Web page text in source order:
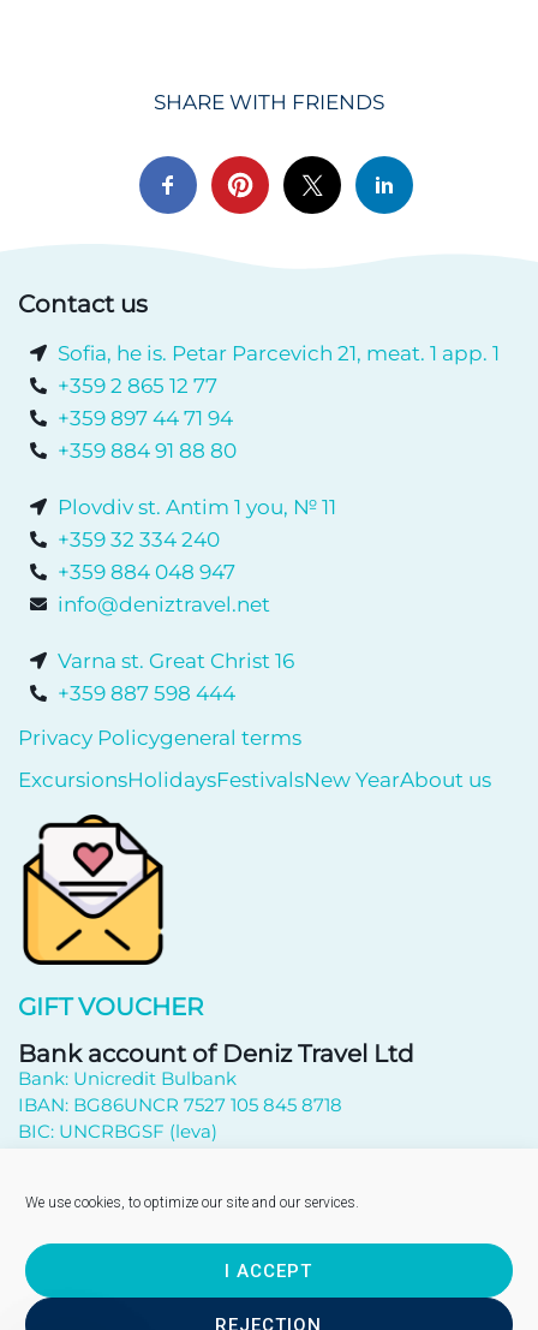
We use cookies, to optimize our site and our services.
I ACCEPT
REJECTION
SHARE WITH FRIENDS
Contact us
Sofia, he is. Petar Parcevich 21, meat. 1 app. 1
+359 2 865 12 77
+359 897 44 71 94
+359 884 91 88 80
Plovdiv st. Antim 1 you, № 11
+359 32 334 240
+359 884 048 947
info@deniztravel.net
Varna st. Great Christ 16
+359 887 598 444
Privacy Policygeneral terms
ExcursionsHolidaysFestivalsNew YearAbout us
GIFT VOUCHER
Bank account of Deniz Travel Ltd
Bank: Unicredit Bulbank
IBAN: BG86UNCR 7527 105 845 8718
BIC: UNCRBGSF (leva)
Send